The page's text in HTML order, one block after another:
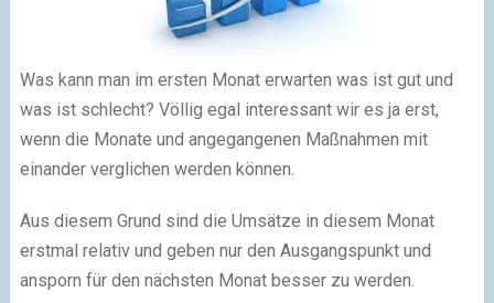
Was kann man im ersten Monat erwarten was ist gut und
was ist schlecht? Völlig egal interessant wir es ja erst,
wenn die Monate und angegangenen Maßnahmen mit
einander verglichen werden können.
Aus diesem Grund sind die Umsätze in diesem Monat
erstmal relativ und geben nur den Ausgangspunkt und
ansporn für den nächsten Monat besser zu werden.